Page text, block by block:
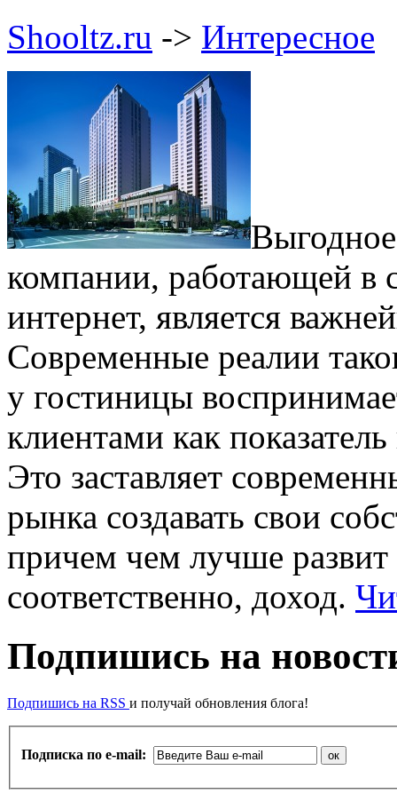
Shooltz.ru -> Интересное
компании, работающей в
интернет, является
Современные реалии
у гостиницы
клиентами как
Это заставляет
рынка создавать свои
причем чем лучше
соответственно, доход.
Подпишись на
Подпишись на RSS и получай обновления блога!
Подписка по e-mail: